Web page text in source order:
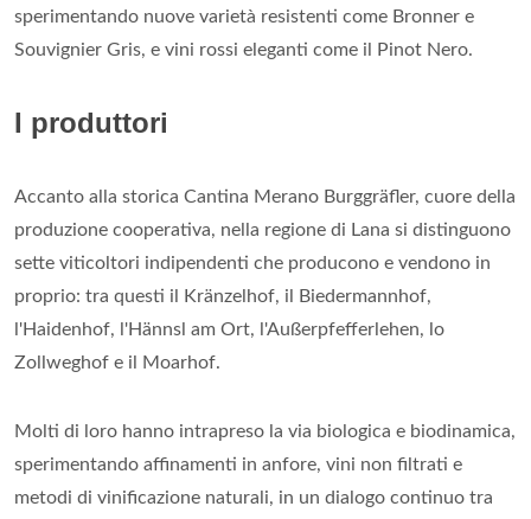
sperimentando nuove varietà resistenti come Bronner e
Souvignier Gris, e vini rossi eleganti come il Pinot Nero.
I produttori
Accanto alla storica Cantina Merano Burggräfler, cuore della
produzione cooperativa, nella regione di Lana si distinguono
sette viticoltori indipendenti che producono e vendono in
proprio: tra questi il Kränzelhof, il Biedermannhof,
l'Haidenhof, l'Hännsl am Ort, l'Außerpfefferlehen, lo
Zollweghof e il Moarhof.
Molti di loro hanno intrapreso la via biologica e biodinamica,
sperimentando affinamenti in anfore, vini non filtrati e
metodi di vinificazione naturali, in un dialogo continuo tra